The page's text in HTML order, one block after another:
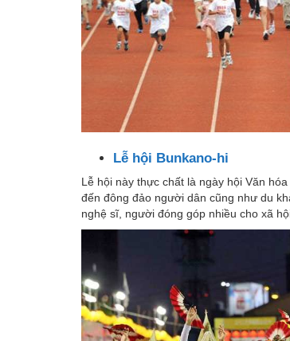
Lễ hội Bunkano-hi
Lễ hội này thực chất là ngày hội Văn
đến đông đảo người dân cũng như du
nghệ sĩ, người đóng góp nhiều cho xã